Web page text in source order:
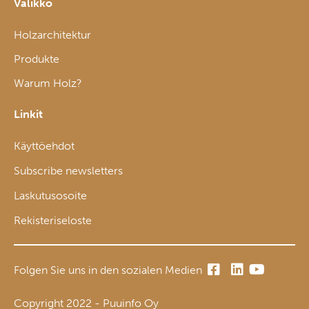
Valikko
Holzarchitektur
Produkte
Warum Holz?
Linkit
Käyttöehdot
Subscribe newsletters
Laskutusosoite
Rekisteriseloste
Folgen Sie uns in den sozialen Medien
Copyright 2022 - Puuinfo Oy